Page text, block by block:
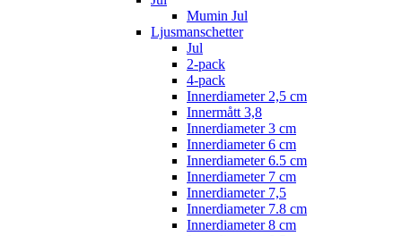
Mumin Jul
Ljusmanschetter
Jul
2-pack
4-pack
Innerdiameter 2,5 cm
Innermått 3,8
Innerdiameter 3 cm
Innerdiameter 6 cm
Innerdiameter 6.5 cm
Innerdiameter 7 cm
Innerdiameter 7,5
Innerdiameter 7.8 cm
Innerdiameter 8 cm